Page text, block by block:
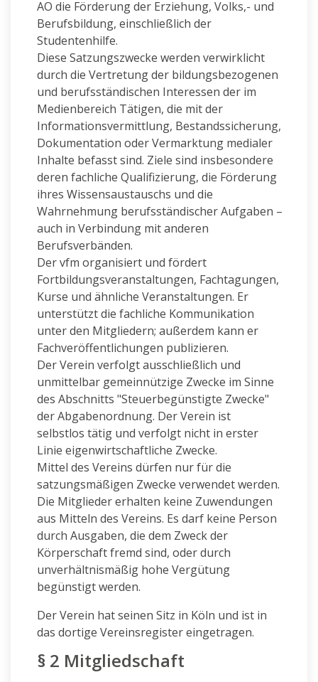
AO die Förderung der Erziehung, Volks,- und
Berufsbildung, einschließlich der
Studentenhilfe.
Diese Satzungszwecke werden verwirklicht
durch die Vertretung der bildungsbezogenen
und berufsständischen Interessen der im
Medienbereich Tätigen, die mit der
Informationsvermittlung, Bestandssicherung,
Dokumentation oder Vermarktung medialer
Inhalte befasst sind. Ziele sind insbesondere
deren fachliche Qualifizierung, die Förderung
ihres Wissensaustauschs und die
Wahrnehmung berufsständischer Aufgaben –
auch in Verbindung mit anderen
Berufsverbänden.
Der vfm organisiert und fördert
Fortbildungsveranstaltungen, Fachtagungen,
Kurse und ähnliche Veranstaltungen. Er
unterstützt die fachliche Kommunikation
unter den Mitgliedern; außerdem kann er
Fachveröffentlichungen publizieren.
Der Verein verfolgt ausschließlich und
unmittelbar gemeinnützige Zwecke im Sinne
des Abschnitts "Steuerbegünstigte Zwecke"
der Abgabenordnung. Der Verein ist
selbstlos tätig und verfolgt nicht in erster
Linie eigenwirtschaftliche Zwecke.
Mittel des Vereins dürfen nur für die
satzungsmäßigen Zwecke verwendet werden.
Die Mitglieder erhalten keine Zuwendungen
aus Mitteln des Vereins. Es darf keine Person
durch Ausgaben, die dem Zweck der
Körperschaft fremd sind, oder durch
unverhältnismäßig hohe Vergütung
begünstigt werden.
Der Verein hat seinen Sitz in Köln und ist in
das dortige Vereinsregister eingetragen.
§ 2 Mitgliedschaft